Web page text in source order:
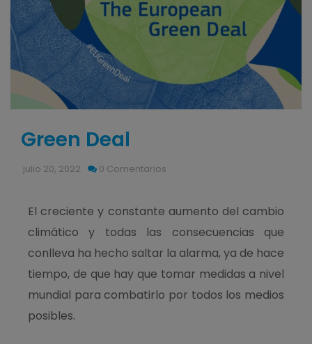
Green Deal
julio 20, 2022 0 Comentarios
El creciente y constante aumento del cambio
climático y todas las consecuencias que
conlleva ha hecho saltar la alarma, ya de hace
tiempo, de que hay que tomar medidas a nivel
mundial para combatirlo por todos los medios
posibles.